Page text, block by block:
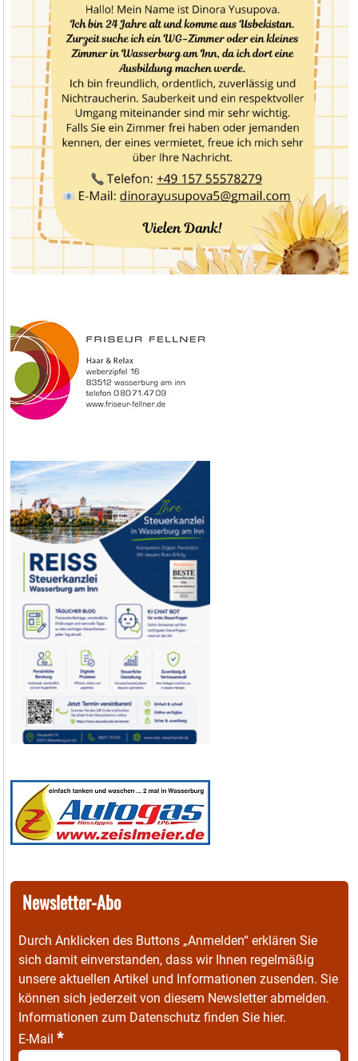
Newsletter-Abo
Durch Anklicken des Buttons „Anmelden“ erklären Sie
sich damit einverstanden, dass wir Ihnen regelmäßig
unsere aktuellen Artikel und Informationen zusenden. Sie
können sich jederzeit von diesem Newsletter abmelden.
Informationen zum Datenschutz finden Sie hier.
E-Mail *